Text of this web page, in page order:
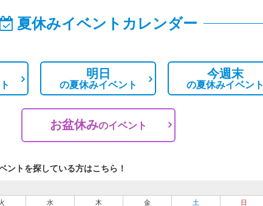
夏休みイベントカレンダー
明日
の夏休みイベント
今週末
の夏休みイベント
お盆休みのイベント
ントを探している方はこちら！
水 木 金 土 日